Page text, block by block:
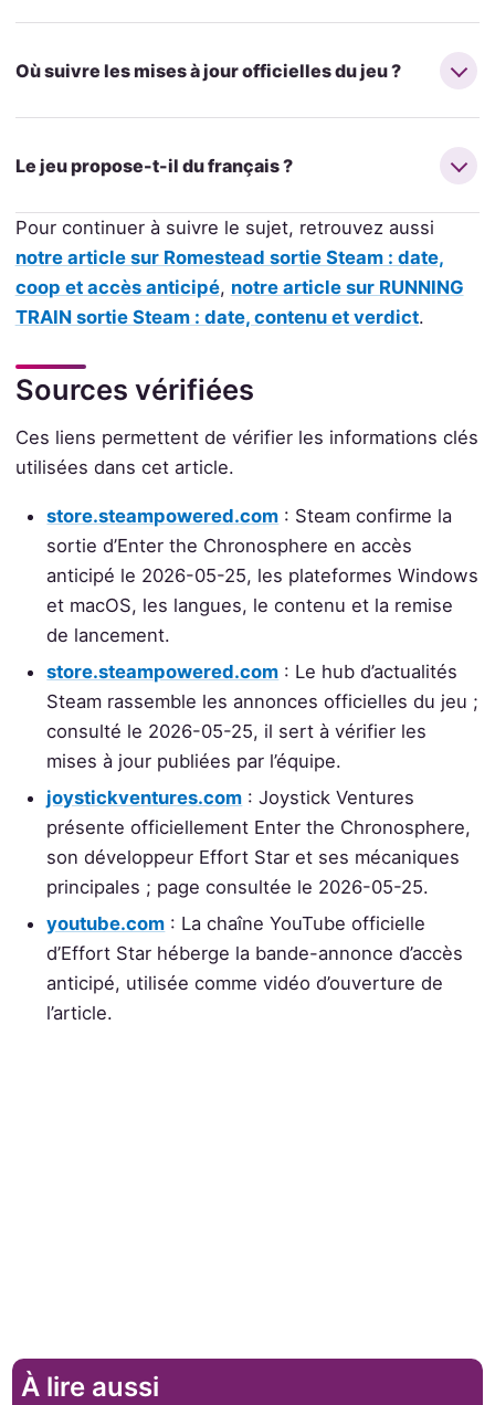
Où suivre les mises à jour officielles du jeu ?
Le jeu propose-t-il du français ?
Pour continuer à suivre le sujet, retrouvez aussi
notre article sur Romestead sortie Steam : date,
coop et accès anticipé, notre article sur RUNNING
TRAIN sortie Steam : date, contenu et verdict.
Sources vérifiées
Ces liens permettent de vérifier les informations clés
utilisées dans cet article.
store.steampowered.com : Steam confirme la
sortie d’Enter the Chronosphere en accès
anticipé le 2026-05-25, les plateformes Windows
et macOS, les langues, le contenu et la remise
de lancement.
store.steampowered.com : Le hub d’actualités
Steam rassemble les annonces officielles du jeu ;
consulté le 2026-05-25, il sert à vérifier les
mises à jour publiées par l’équipe.
joystickventures.com : Joystick Ventures
présente officiellement Enter the Chronosphere,
son développeur Effort Star et ses mécaniques
principales ; page consultée le 2026-05-25.
youtube.com : La chaîne YouTube officielle
d’Effort Star héberge la bande-annonce d’accès
anticipé, utilisée comme vidéo d’ouverture de
l’article.
À lire aussi